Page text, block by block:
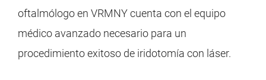
oftalmólogo en VRMNY cuenta con el equipo
médico avanzado necesario para un
procedimiento exitoso de iridotomía con láser.